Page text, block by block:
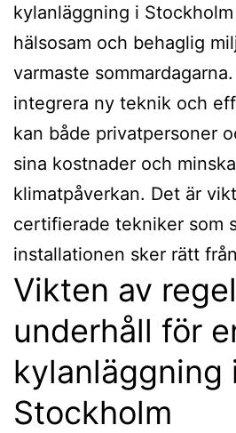
kylanläggning i
hälsosam och behaglig
varmaste
integrera ny teknik och
kan både privatpersoner
sina kostnader och
klimatpåverkan. Det är
certifierade tekniker som
installationen sker rätt
Vikten av
underhåll för
kylanläggning
Stockholm